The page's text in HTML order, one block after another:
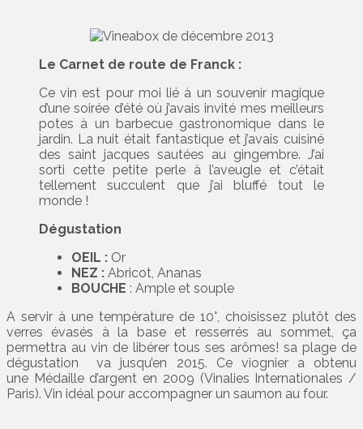
Le Carnet de route de Franck :
Ce vin est pour moi lié à un souvenir magique
d’une soirée d’été où j’avais invité mes meilleurs
potes à un barbecue gastronomique dans le
jardin. La nuit était fantastique et j’avais cuisiné
des saint jacques sautées au gingembre. J’ai
sorti cette petite perle à l’aveugle et c’était
tellement succulent que j’ai bluffé tout le
monde !
Dégustation
OEIL : Or
NEZ : Abricot, Ananas
BOUCHE : Ample et souple
A servir à une température de 10°, choisissez plutôt des
verres évasés à la base et resserrés au sommet, ça
permettra au vin de libérer tous ses arômes! sa plage de
dégustation va jusqu’en 2015. Ce viognier a obtenu
une Médaille d’argent en 2009 (Vinalies Internationales /
Paris). Vin idéal pour accompagner un saumon au four.